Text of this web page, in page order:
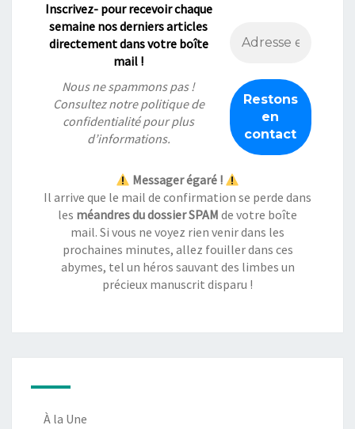
Inscrivez- pour recevoir chaque
semaine nos derniers articles
directement dans votre boîte
mail !
Nous ne spammons pas !
Consultez notrepolitique de
confidentialitépour plus
d’informations.
Messager égaré !
Il arrive que le mail de confirmation se perde dans
les méandres du dossier SPAM de votre boîte
mail. Si vous ne voyez rien venir dans les
prochaines minutes, allez fouiller dans ces
abymes, tel un héros sauvant des limbes un
précieux manuscrit disparu !
À la Une